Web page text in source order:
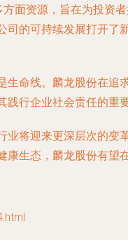
面资源，旨在为投
的可持续发展打开了
命线。麟龙股份在
行企业社会责任的重要
将迎来更深层次的
生态，麟龙股份有望